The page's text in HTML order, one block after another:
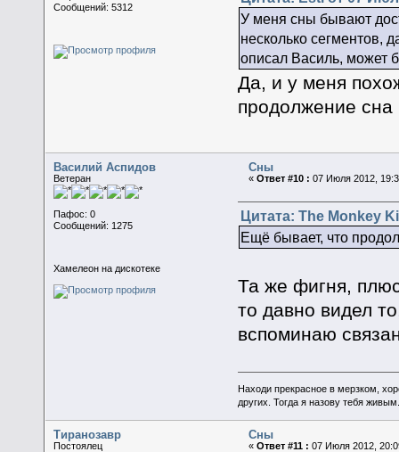
Сообщений: 5312
У меня сны бывают
несколько сегментов,
описал Василь, может
Да, и у меня
продолжение сна
Василий Аспидов
Ветеран
Пафос: 0
Сообщений: 1275
Хамелеон на дискотеке
Сны
«Ответ #10 : 07 Июля 2012,
Цитата: The Monkey
Ещё бывает, что
Та же фигня,
то давно видел
вспоминаю
Находи прекрасное в мерзком,
других. Тогда я назову тебя живым.
Тиранозавр
Постоялец
Сны
«Ответ #11 : 07 Июля 2012,